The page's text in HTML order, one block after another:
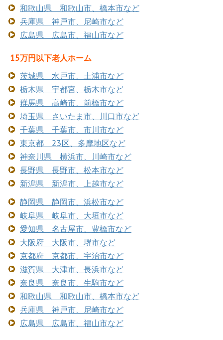
和歌山県 和歌山市、橋本市など
兵庫県 神戸市、尼崎市など
広島県 広島市、福山市など
15万円以下老人ホーム
茨城県 水戸市、土浦市など
栃木県 宇都宮、栃木市など
群馬県 高崎市、前橋市など
埼玉県 さいたま市、川口市など
千葉県 千葉市、市川市など
東京都 23区、多摩地区など
神奈川県 横浜市、川崎市など
長野県 長野市、松本市など
新潟県 新潟市、上越市など
静岡県 静岡市、浜松市など
岐阜県 岐阜市、大垣市など
愛知県 名古屋市、豊橋市など
大阪府 大阪市、堺市など
京都府 京都市、宇治市など
滋賀県 大津市、長浜市など
奈良県 奈良市、生駒市など
和歌山県 和歌山市、橋本市など
兵庫県 神戸市、尼崎市など
広島県 広島市、福山市など